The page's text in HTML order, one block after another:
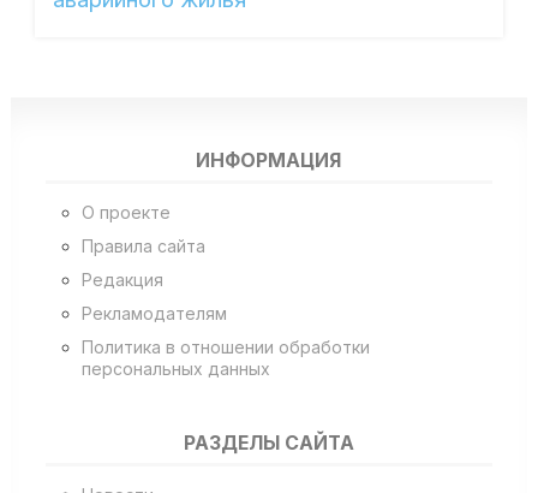
ИНФОРМАЦИЯ
О проекте
Правила сайта
Редакция
Рекламодателям
Политика в отношении обработки
персональных данных
РАЗДЕЛЫ САЙТА